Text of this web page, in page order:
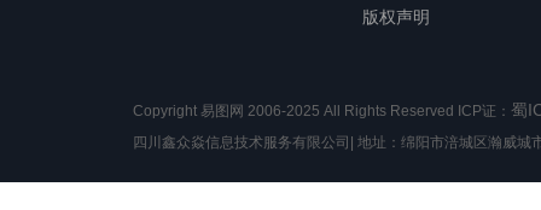
版权声明
Copyright 易图网 2006-2025 All Rights Reserved ICP证： 蜀
四川鑫众焱信息技术服务有限公司| 地址：绵阳市涪城区瀚威城